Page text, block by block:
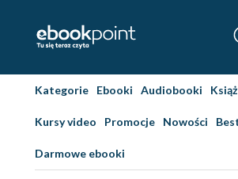
Kategorie Ebooki Audiobooki
Kursy video Promocje Nowości
Darmowe ebooki